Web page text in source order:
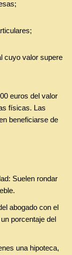
cuyo valor supere
euros del valor
físicas. Las
beneficiarse de
Suelen rondar
abogado con el
porcentaje del
una hipoteca,